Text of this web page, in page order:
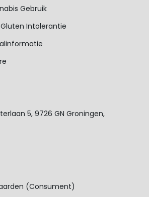
Gebruik
Intolerantie
5, 9726 GN Groningen,
(consument)